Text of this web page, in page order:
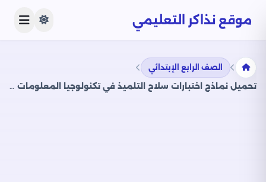
موقع نذاكر التعليمي
الصف الرابع الإبتدائي
تحميل نماذج اختبارات سلاح التلميذ في تكنولوجيا المعلومات للصف الرابع الابتدائي مع إجاباتها النموذجية